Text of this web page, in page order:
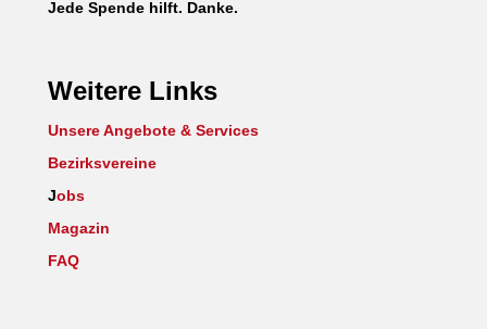
Jede Spende hilft. Danke.
Weitere Links
Unsere Angebote & Services
Bezirksvereine
Jobs
Magazin
FAQ